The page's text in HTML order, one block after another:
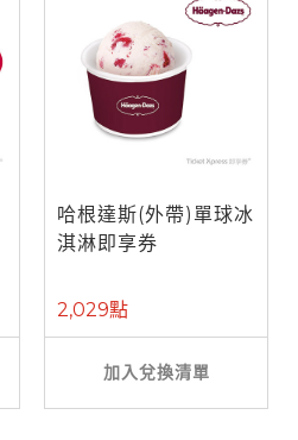
哈根達斯(外帶)單球冰
淇淋即享券
2,029點
加入兌換清單